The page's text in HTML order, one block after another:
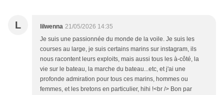
L lilwenna 21/05/2026 14:35
Je suis une passionnée du monde de la voile. Je suis les
courses au large, je suis certains marins sur instagram, ils
nous racontent leurs exploits, mais aussi tous les à-côté, la
vie sur le bateau, la marche du bateau...etc, et j'ai une
profonde admiration pour tous ces marins, hommes ou
femmes, et les bretons en particulier, hihi !<br /> Bon par